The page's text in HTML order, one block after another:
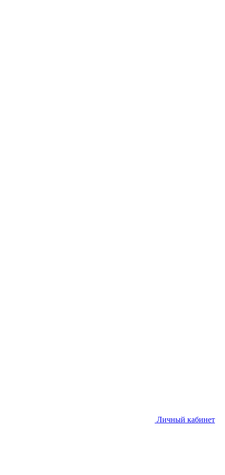
Личный кабинет